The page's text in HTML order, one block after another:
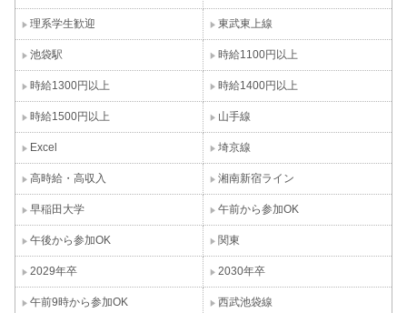
理系学生歓迎 東武東上線
池袋駅 時給1100円以上
時給1300円以上 時給1400円以上
時給1500円以上 山手線
Excel 埼京線
高時給・高収入 湘南新宿ライン
早稲田大学 午前から参加OK
午後から参加OK 関東
2029年卒 2030年卒
午前9時から参加OK 西武池袋線